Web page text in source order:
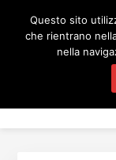
navigazione
⭐ Vendita di
Questo sito
che rientrano
nella